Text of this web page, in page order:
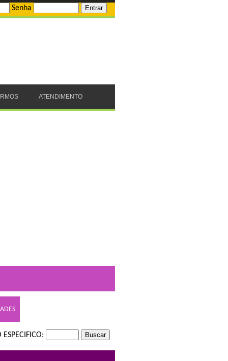
Senha
ATENDIMENTO
ESPECIFICO: